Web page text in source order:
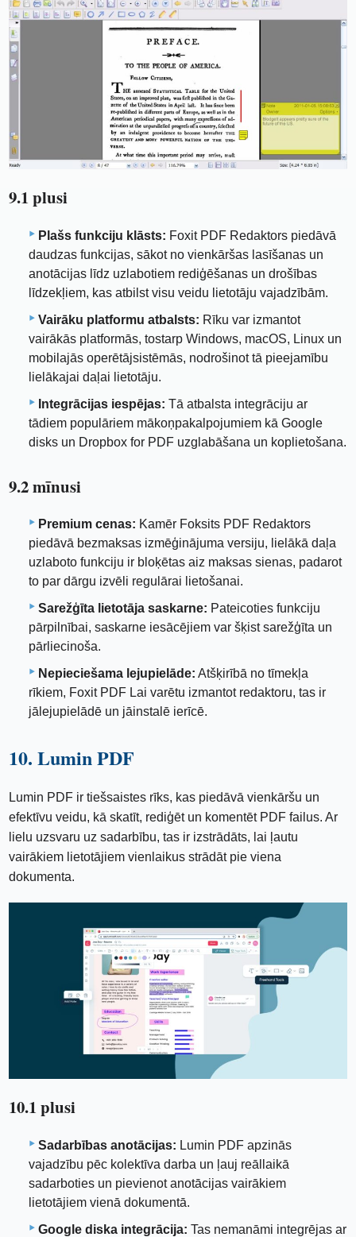
9.1 plusi
Plašs funkciju klāsts: Foxit PDF Redaktors piedāvā
daudzas funkcijas, sākot no vienkāršas lasīšanas un
anotācijas līdz uzlabotiem rediģēšanas un drošības
līdzekļiem, kas atbilst visu veidu lietotāju vajadzībām.
Vairāku platformu atbalsts: Rīku var izmantot
vairākās platformās, tostarp Windows, macOS, Linux un
mobilajās operētājsistēmās, nodrošinot tā pieejamību
lielākajai daļai lietotāju.
Integrācijas iespējas: Tā atbalsta integrāciju ar
tādiem populāriem mākoņpakalpojumiem kā Google
disks un Dropbox for PDF uzglabāšana un koplietošana.
9.2 mīnusi
Premium cenas: Kamēr Foksits PDF Redaktors
piedāvā bezmaksas izmēģinājuma versiju, lielākā daļa
uzlaboto funkciju ir bloķētas aiz maksas sienas, padarot
to par dārgu izvēli regulārai lietošanai.
Sarežģīta lietotāja saskarne: Pateicoties funkciju
pārpilnībai, saskarne iesācējiem var šķist sarežģīta un
pārliecinoša.
Nepieciešama lejupielāde: Atšķirībā no tīmekļa
rīkiem, Foxit PDF Lai varētu izmantot redaktoru, tas ir
jālejupielādē un jāinstalē ierīcē.
10. Lumin PDF
Lumin PDF ir tiešsaistes rīks, kas piedāvā vienkāršu un
efektīvu veidu, kā skatīt, rediģēt un komentēt PDF failus. Ar
lielu uzsvaru uz sadarbību, tas ir izstrādāts, lai ļautu
vairākiem lietotājiem vienlaikus strādāt pie viena
dokumenta.
10.1 plusi
Sadarbības anotācijas: Lumin PDF apzinās
vajadzību pēc kolektīva darba un ļauj reāllaikā
sadarboties un pievienot anotācijas vairākiem
lietotājiem vienā dokumentā.
Google diska integrācija: Tas nemanāmi integrējas ar